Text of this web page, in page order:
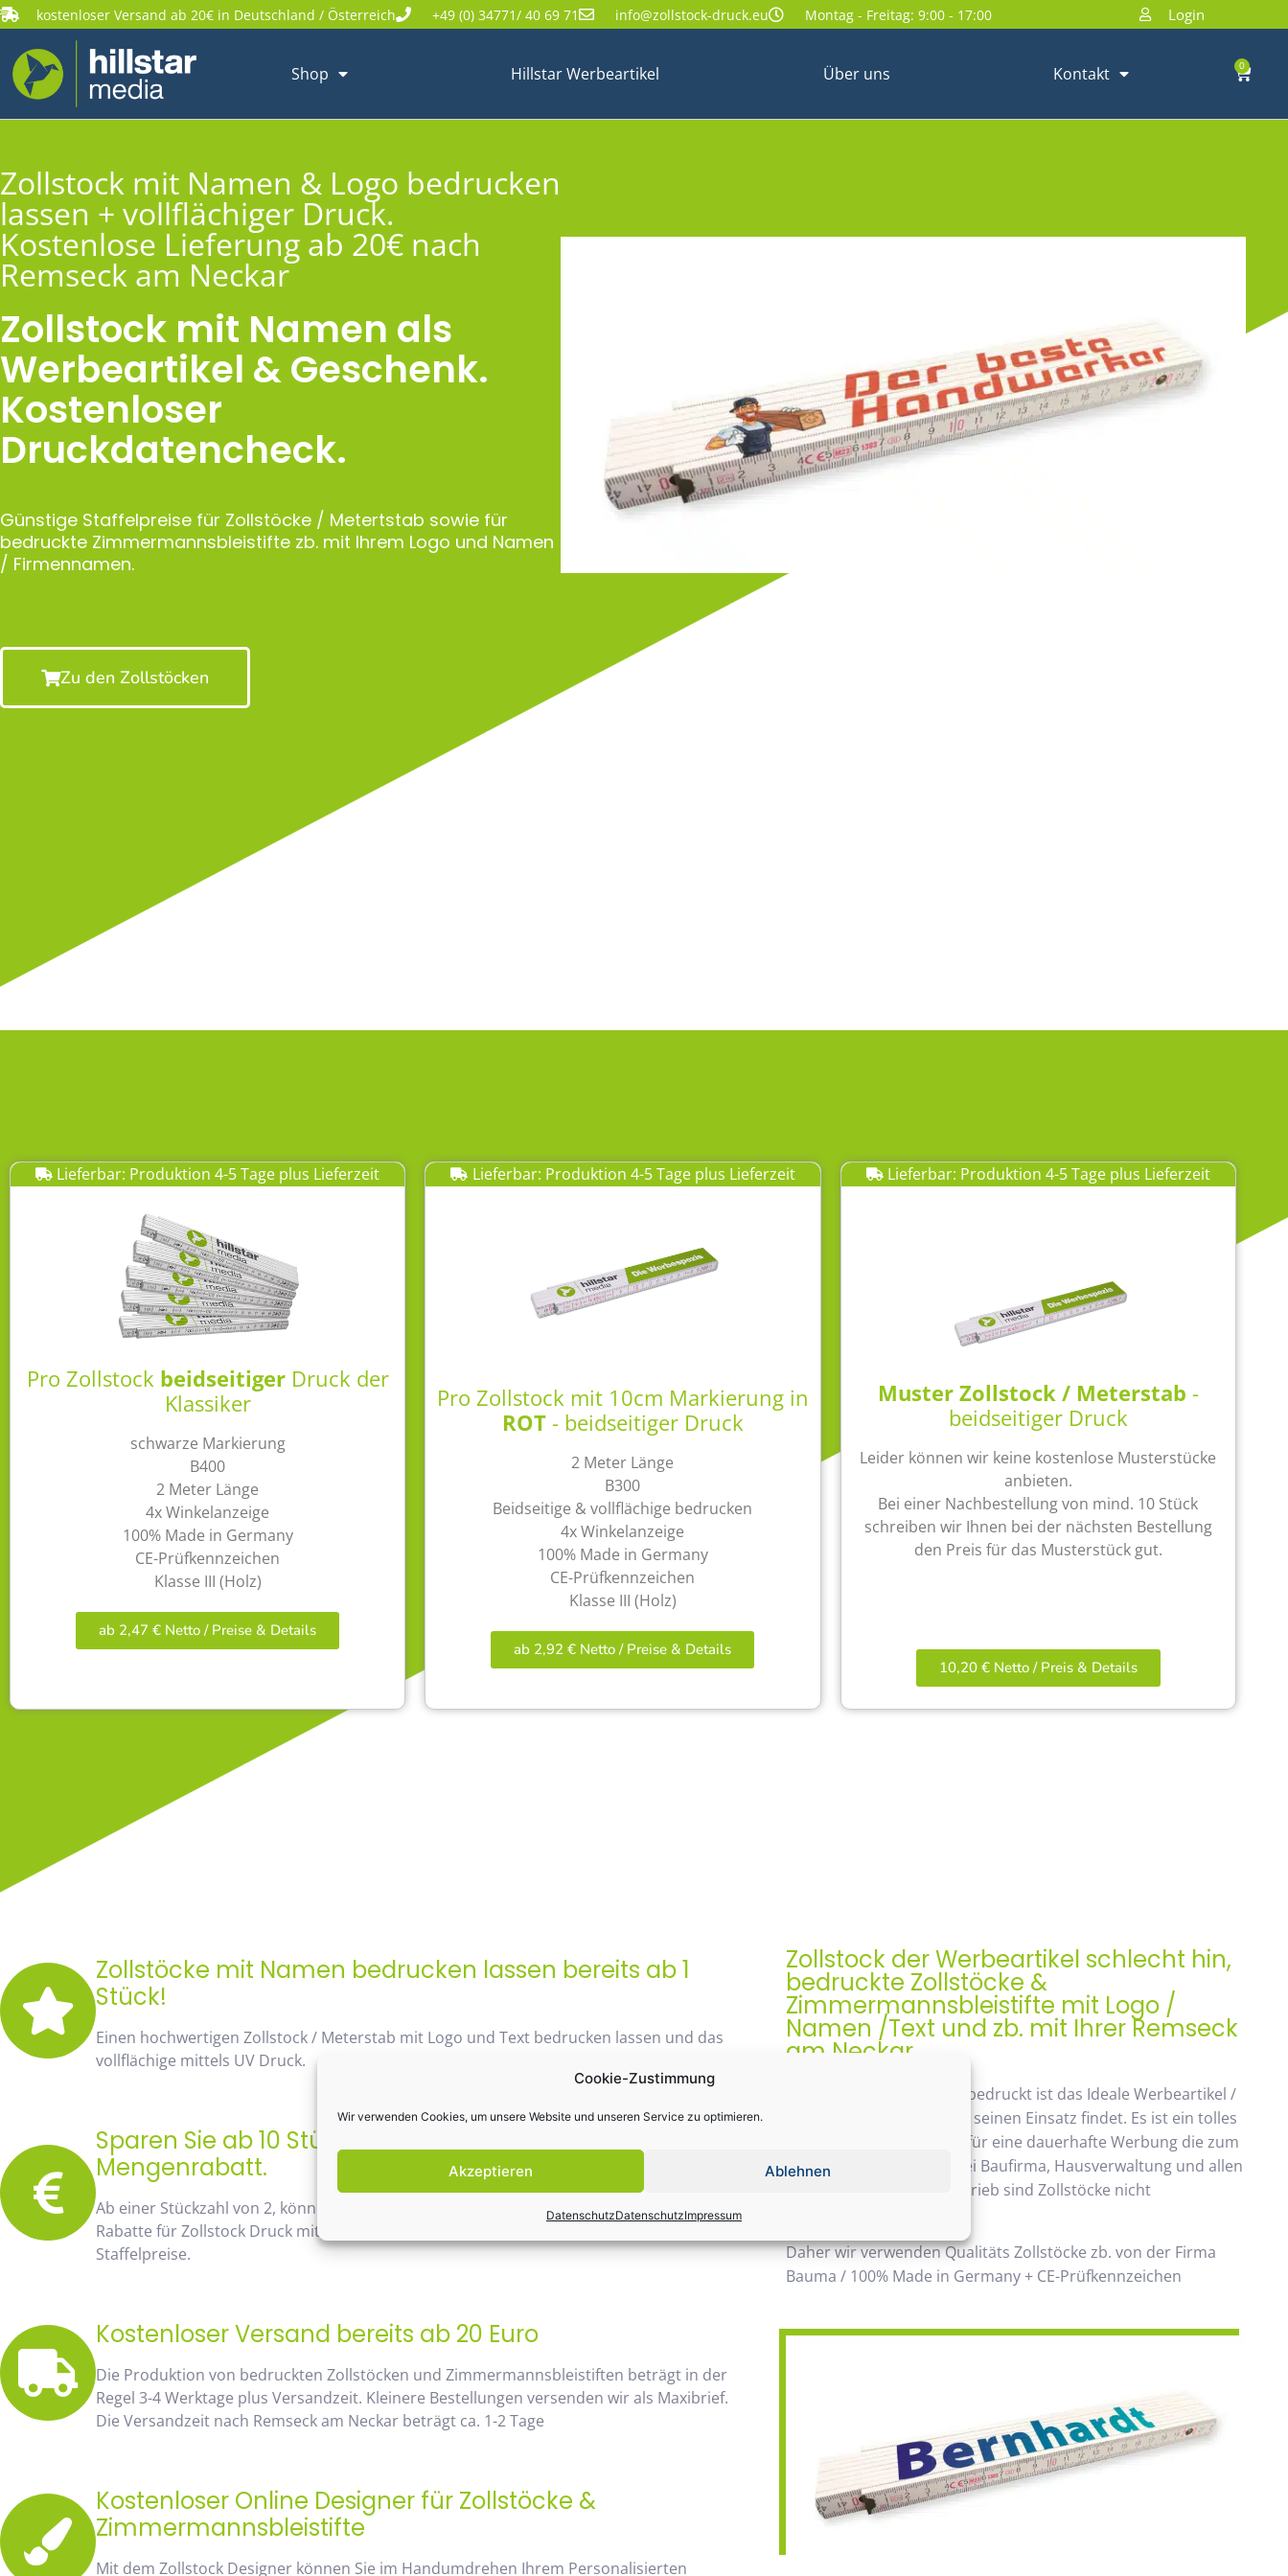
Cookie-Zustimmung
Wir verwenden Cookies, um unsere Website und unseren Service zu optimieren.
Akzeptieren Ablehnen
DatenschutzDatenschutzImpressum
kostenloser Versand ab 20€ in Deutschland / Österreich +49 (0) 34771/ 40 69 71 info@zollstock-druck.eu Montag - Freitag: 9:00 - 17:00 Login
Shop Hillstar Werbeartikel Über uns Kontakt 0
Zollstock mit Namen & Logo bedrucken
lassen + vollflächiger Druck.
Kostenlose Lieferung ab 20€ nach
Remseck am Neckar
Zollstock mit Namen als
Werbeartikel & Geschenk.
Kostenloser
Druckdatencheck.
Günstige Staffelpreise für Zollstöcke / Metertstab sowie für
bedruckte Zimmermannsbleistifte zb. mit Ihrem Logo und Namen
/ Firmennamen.
Zu den Zollstöcken
Lieferbar: Produktion 4-5 Tage plus Lieferzeit
Pro Zollstock beidseitiger Druck der
Klassiker
schwarze Markierung
B400
2 Meter Länge
4x Winkelanzeige
100% Made in Germany
CE-Prüfkennzeichen
Klasse III (Holz)
ab 2,47 € Netto / Preise & Details
Lieferbar: Produktion 4-5 Tage plus Lieferzeit
Pro Zollstock mit 10cm Markierung in
ROT- beidseitiger Druck
2 Meter Länge
B300
Beidseitige & vollflächige bedrucken
4x Winkelanzeige
100% Made in Germany
CE-Prüfkennzeichen
Klasse III (Holz)
ab 2,92 € Netto / Preise & Details
Lieferbar: Produktion 4-5 Tage plus Lieferzeit
Muster Zollstock / Meterstab -
beidseitiger Druck
Leider können wir keine kostenlose Musterstücke
anbieten.
Bei einer Nachbestellung von mind. 10 Stück
schreiben wir Ihnen bei der nächsten Bestellung
den Preis für das Musterstück gut.
10,20 € Netto / Preis & Details
Zollstöcke mit Namen bedrucken lassen bereits ab 1
Stück!
Einen hochwertigen Zollstock / Meterstab mit Logo und Text bedrucken lassen und das
vollflächige mittels UV Druck.
Sparen Sie ab 10 Stück fast 48% mit unserem
Mengenrabatt.
Ab einer Stückzahl von 2, können Sie bereits von unserem Mengenrabatt profitieren. Die
Rabatte für Zollstock Druck mit Namen und Logo, sehen Sie sofort anhand der
Staffelpreise.
Kostenloser Versand bereits ab 20 Euro
Die Produktion von bedruckten Zollstöcken und Zimmermannsbleistiften beträgt in der
Regel 3-4 Werktage plus Versandzeit. Kleinere Bestellungen versenden wir als Maxibrief.
Die Versandzeit nach Remseck am Neckar beträgt ca. 1-2 Tage
Kostenloser Online Designer für Zollstöcke &
Zimmermannsbleistifte
Mit dem Zollstock Designer können Sie im Handumdrehen Ihrem Personalisierten
Zollstock der Werbeartikel schlecht hin,
bedruckte Zollstöcke &
Zimmermannsbleistifte mit Logo /
Namen /Text und zb. mit Ihrer Remseck
am Neckar
Der Zollstock, Meterstab bedruckt ist das Ideale Werbeartikel /
Werbegeschenk der auch seinen Einsatz findet. Es ist ein tolles
& praktisches Geschenk, für eine dauerhafte Werbung die zum
Einsatz kommt. Beliebt bei Baufirma, Hausverwaltung und allen
möglichen Handwerksbetrieb sind Zollstöcke nicht
Daher wir verwenden Qualitäts Zollstöcke zb. von der Firma
Bauma / 100% Made in Germany + CE-Prüfkennzeichen